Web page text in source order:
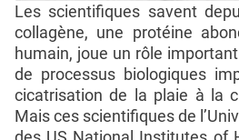
Les scientifiques savent
collagène, une protéine
humain, joue un rôle
de processus biologiques
cicatrisation de la plaie à la
Mais ces scientifiques de